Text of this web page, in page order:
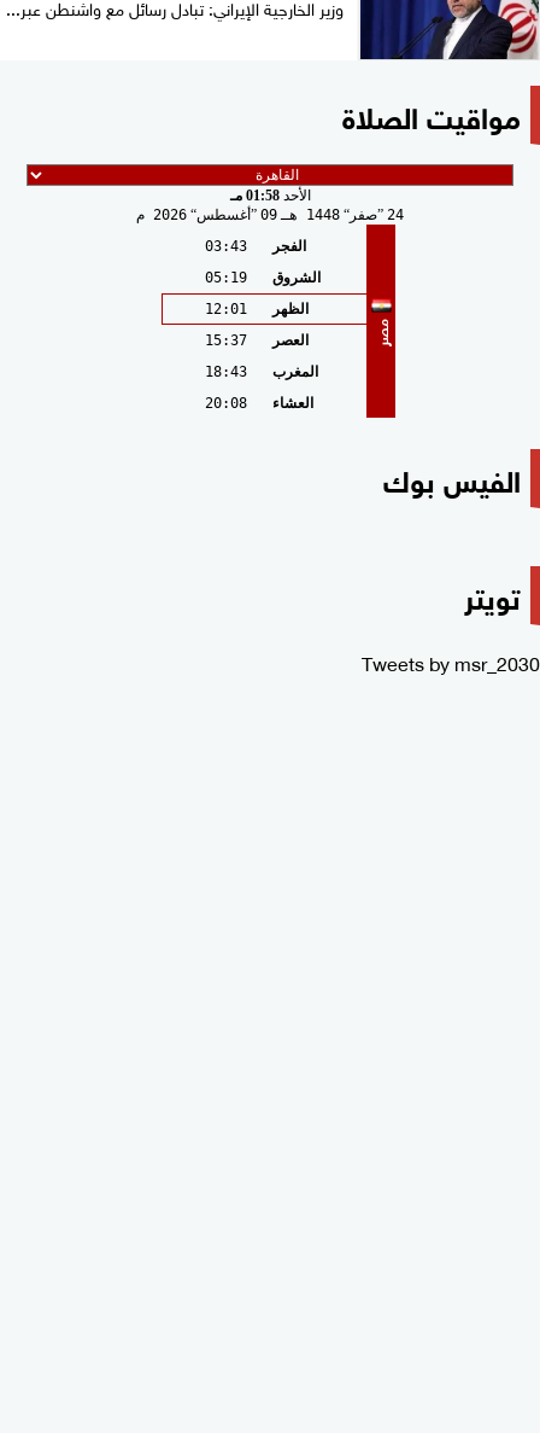
وزير الخارجية الإيراني: تبادل رسائل مع واشنطن عبر...
مواقيت الصلاة
الأحد01:58 مـ
24 صفر 1448 هـ 09 أغسطس 2026 م
مصر
الفجر
03:43
الشروق
05:19
الظهر
12:01
العصر
15:37
المغرب
18:43
العشاء
20:08
الفيس بوك
تويتر
Tweets by msr_2030